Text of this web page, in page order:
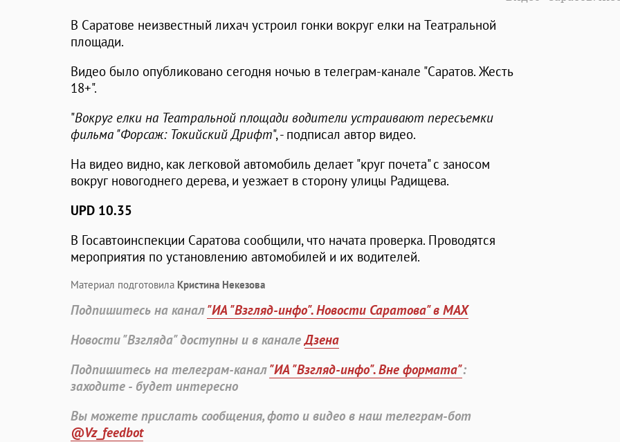
В Саратове неизвестный лихач устроил гонки вокруг елки на Театральной
площади.
Видео было опубликовано сегодня ночью в телеграм-канале "Саратов. Жесть
18+".
"Вокруг елки на Театральной площади водители устраивают пересъемки
фильма "Форсаж: Токийский Дрифт", - подписал автор видео.
На видео видно, как легковой автомобиль делает "круг почета" с заносом
вокруг новогоднего дерева, и уезжает в сторону улицы Радищева.
UPD 10.35
В Госавтоинспекции Саратова сообщили, что начата проверка. Проводятся
мероприятия по установлению автомобилей и их водителей.
Материал подготовила Кристина Некезова
Подпишитесь на канал"ИА "Взгляд-инфо". Новости Саратова" в MAX
Новости "Взгляда" доступны и в каналеДзена
Подпишитесь на телеграм-канал"ИА "Взгляд-инфо". Вне формата":
заходите - будет интересно
Вы можете прислать сообщения, фото и видео в наш телеграм-бот
@Vz_feedbot